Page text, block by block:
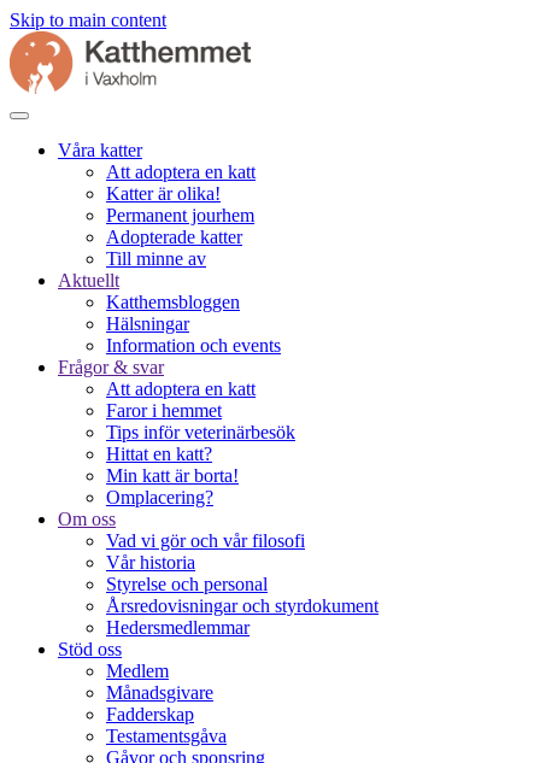
Skip to main content
Våra katter
Att adoptera en katt
Katter är olika!
Permanent jourhem
Adopterade katter
Till minne av
Aktuellt
Katthemsbloggen
Hälsningar
Information och events
Frågor & svar
Att adoptera en katt
Faror i hemmet
Tips inför veterinärbesök
Hittat en katt?
Min katt är borta!
Omplacering?
Om oss
Vad vi gör och vår filosofi
Vår historia
Styrelse och personal
Årsredovisningar och styrdokument
Hedersmedlemmar
Stöd oss
Medlem
Månadsgivare
Fadderskap
Testamentsgåva
Gåvor och sponsring